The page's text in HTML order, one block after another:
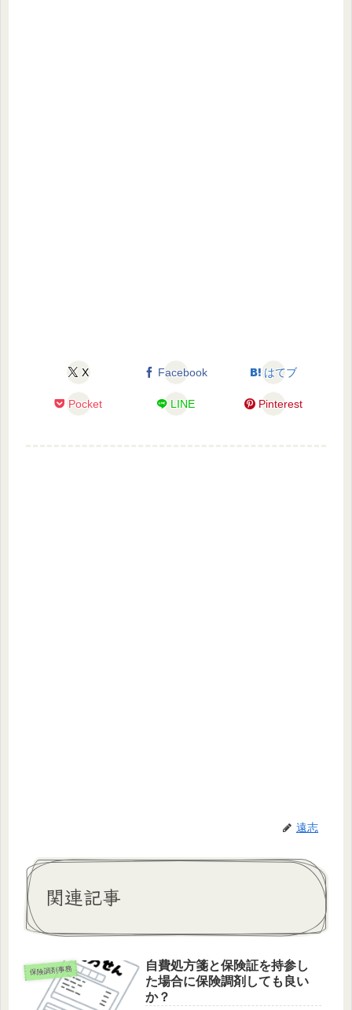
X Facebook はてブ
Pocket LINE Pinterest
遠志
関連記事
保険調剤事務
自費処方箋と保険証を持参し
た場合に保険調剤しても良い
か？